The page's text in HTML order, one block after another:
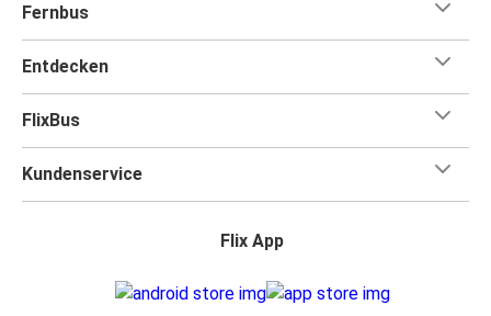
Fernbus
Entdecken
FlixBus
Kundenservice
Flix App